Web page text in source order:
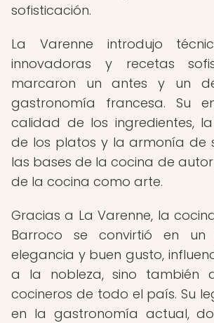
sofisticación.
La Varenne introdujo
innovadoras y recetas
marcaron un antes y un
gastronomía francesa. Su
calidad de los ingredientes,
de los platos y la armonía de
las bases de la cocina de
de la cocina como arte.
Gracias a La Varenne, la
Barroco se convirtió en un
elegancia y buen gusto,
a la nobleza, sino también
cocineros de todo el país. Su
en la gastronomía actual,